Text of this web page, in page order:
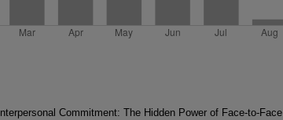
Interpersonal Commitment: The Hidden Power of Face-to-Face